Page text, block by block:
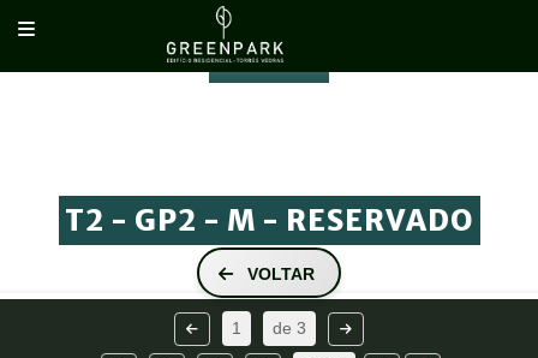
PISO 4 RESERVADO
T2 - GP2 - M - RESERVADO
VOLTAR
1 de 3